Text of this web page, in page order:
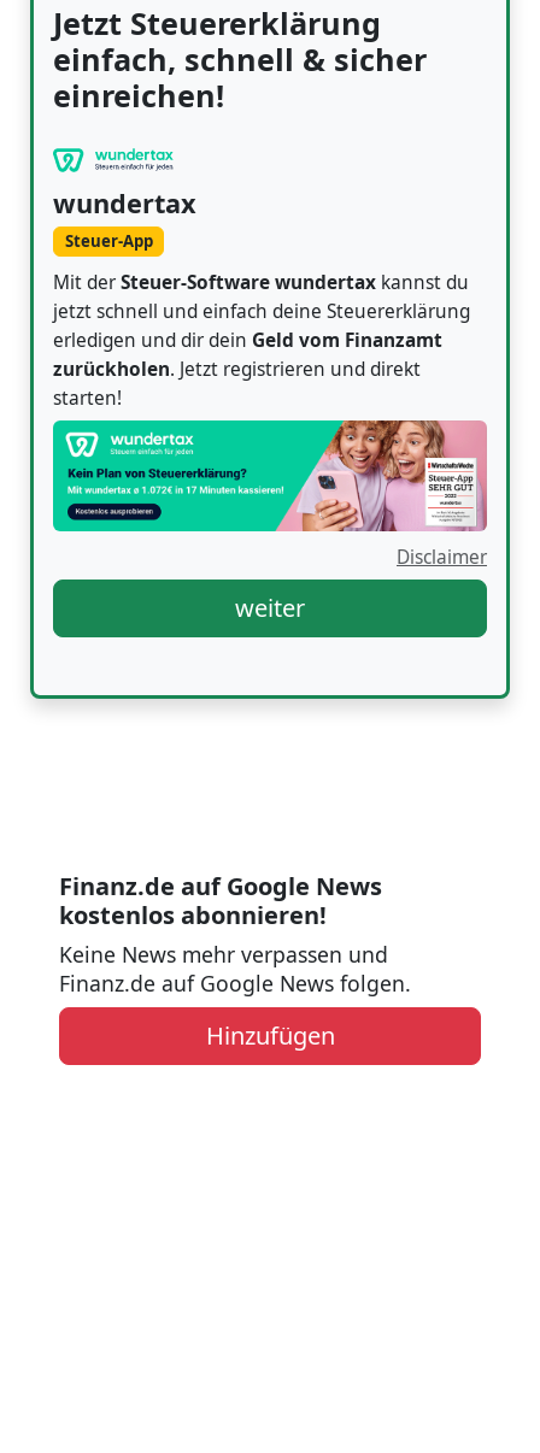
Jetzt Steuererklärung
einfach, schnell & sicher
einreichen!
wundertax
Steuer-App
Mit derSteuer-Software wundertax kannst du
jetzt schnell und einfach deine Steuererklärung
erledigen und dir dein Geld vom Finanzamt
zurückholen. Jetzt registrieren und direkt
starten!
Disclaimer
weiter
Finanz.de auf Google News
kostenlos abonnieren!
Keine News mehr verpassen und
Finanz.de auf Google News folgen.
Hinzufügen